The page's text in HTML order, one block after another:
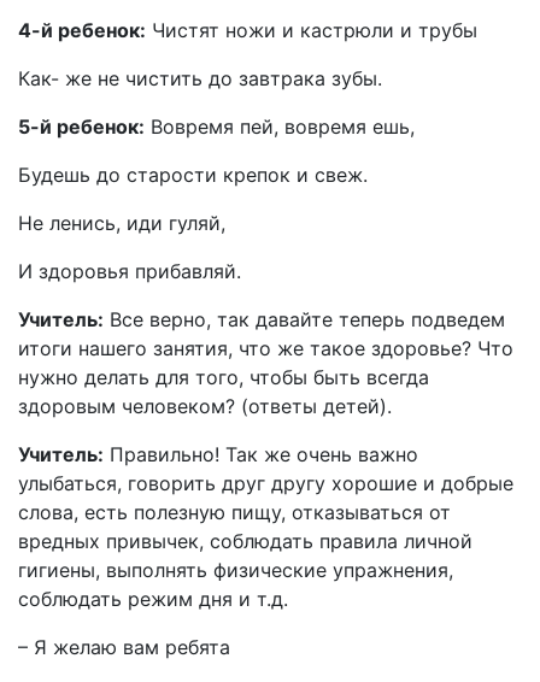
4-й ребенок: Чистят ножи и кастрюли и трубы
Как- же не чистить до завтрака зубы.
5-й ребенок: Вовремя пей, вовремя ешь,
Будешь до старости крепок и свеж.
Не ленись, иди гуляй,
И здоровья прибавляй.
Учитель: Все верно, так давайте теперь подведем
итоги нашего занятия, что же такое здоровье? Что
нужно делать для того, чтобы быть всегда
здоровым человеком? (ответы детей).
Учитель: Правильно! Так же очень важно
улыбаться, говорить друг другу хорошие и добрые
слова, есть полезную пищу, отказываться от
вредных привычек, соблюдать правила личной
гигиены, выполнять физические упражнения,
соблюдать режим дня и т.д.
– Я желаю вам ребята